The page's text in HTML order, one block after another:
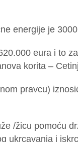
energije je
eura i to
korita –
pravcu)
/žicu pomoću
ukrcavanja i